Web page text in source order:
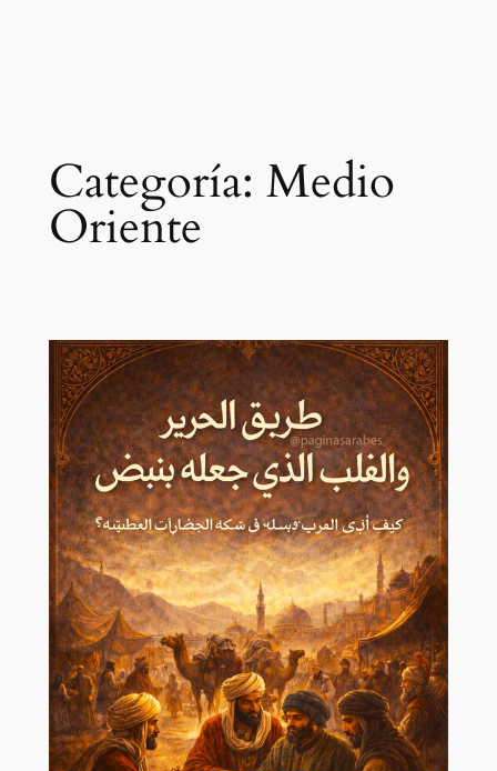
Categoría: Medio
Oriente